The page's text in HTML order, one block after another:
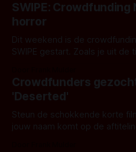
SWIPE:
horror
Dit weekend is de
SWIPE gestart. Zoals je uit de
Crowdfunders
'Deserted'
Steun de schokkende korte
jouw naam komt op de